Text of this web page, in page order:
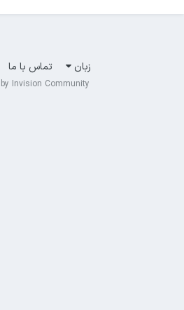
زبان تماس با ما
Invision Community